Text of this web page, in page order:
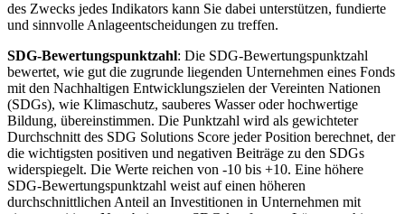
des Zwecks jedes Indikators kann Sie dabei unterstützen, fundierte
und sinnvolle Anlageentscheidungen zu treffen.
SDG-Bewertungspunktzahl: Die SDG-Bewertungspunktzahl
bewertet, wie gut die zugrunde liegenden Unternehmen eines Fonds
mit den Nachhaltigen Entwicklungszielen der Vereinten Nationen
(SDGs), wie Klimaschutz, sauberes Wasser oder hochwertige
Bildung, übereinstimmen. Die Punktzahl wird als gewichteter
Durchschnitt des SDG Solutions Score jeder Position berechnet, der
die wichtigsten positiven und negativen Beiträge zu den SDGs
widerspiegelt. Die Werte reichen von -10 bis +10. Eine höhere
SDG-Bewertungspunktzahl weist auf einen höheren
durchschnittlichen Anteil an Investitionen in Unternehmen mit